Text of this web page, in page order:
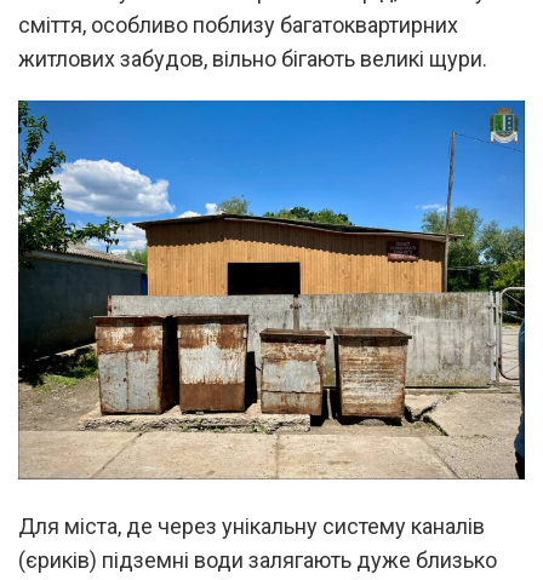
сміття, особливо поблизу багатоквартирних
житлових забудов, вільно бігають великі щури.
Для міста, де через унікальну систему каналів
(єриків) підземні води залягають дуже близько